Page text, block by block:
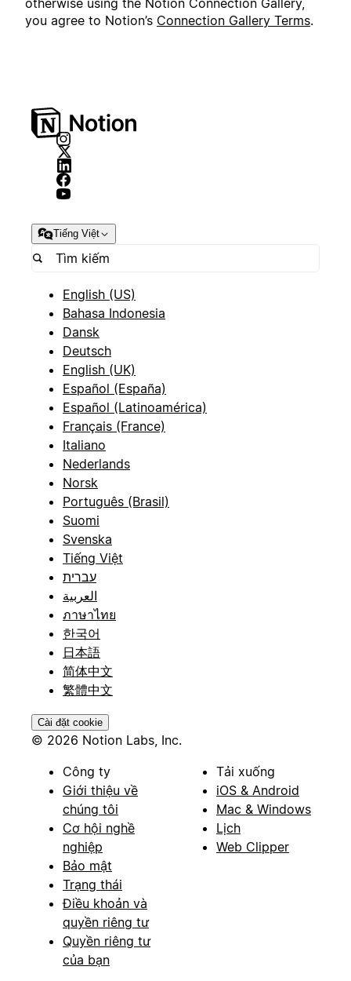
you agree to Notion’s Connection Gallery Terms.
Tiếng Việt
English (US)
Bahasa Indonesia
Dansk
Deutsch
English (UK)
Español (España)
Español (Latinoamérica)
Français (France)
Italiano
Nederlands
Norsk
Português (Brasil)
Suomi
Svenska
Tiếng Việt
עברית
العربية
ภาษาไทย
한국어
日本語
简体中文
繁體中文
Cài đặt cookie
© 2026 Notion Labs, Inc.
Công ty
Giới thiệu về
chúng tôi
Cơ hội nghề
nghiệp
Bảo mật
Trạng thái
Điều khoản và
quyền riêng tư
Quyền riêng tư
của bạn
Tải xuống
iOS & Android
Mac & Windows
Lịch
Web Clipper